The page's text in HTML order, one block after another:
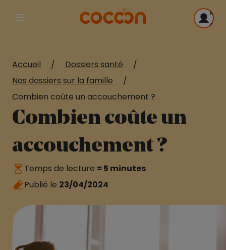
Afficher la navigation principale
Me
Accueil / Dossiers santé
/
Nos dossiers sur la famille
/
Combien coûte un accouchement ?
Combien coûte un
accouchement ?
Temps de lecture ≈ 5 minutes
Publié le 23/04/2024